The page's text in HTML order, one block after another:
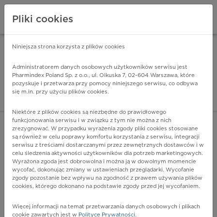
Pharmindex - lider
ZALOGUJ SIĘ
G21.9 - Parkinsonizm wtórny, nieokreślony
Więcej na lekiicd10.pl
Pliki cookies
Niniejsza strona korzysta z plików cookies
Administratorem danych osobowych użytkowników serwisu jest
Pharmindex Poland Sp. z o.o., ul. Olkuska 7, 02-604 Warszawa, które
pozyskuje i przetwarza przy pomocy niniejszego serwisu, co odbywa
się m.in. przy użyciu plików cookies.
Niektóre z plików cookies są niezbędne do prawidłowego
funkcjonowania serwisu i w związku z tym nie można z nich
zrezygnować. W przypadku wyrażenia zgody pliki cookies stosowane
są również w celu poprawy komfortu korzystania z serwisu, integracji
serwisu z treściami dostarczanymi przez zewnętrznych dostawców i w
celu śledzenia aktywności użytkowników dla potrzeb marketingowych.
Wyrażona zgoda jest dobrowolna i można ją w dowolnym momencie
wycofać, dokonując zmiany w ustawieniach przeglądarki. Wycofanie
zgody pozostanie bez wpływu na zgodność z prawem używania plików
cookies, którego dokonano na podstawie zgody przed jej wycofaniem.
Więcej informacji na temat przetwarzania danych osobowych i plikach
cookie zawartych jest w Polityce Prywatności.
ZA DARMO - w Google Play INSTALUJ